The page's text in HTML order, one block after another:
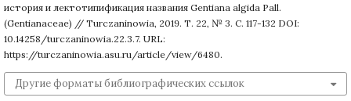
история и лектотипификация названия Gentiana algida Pall.
(Gentianaceae) // Turczaninowia, 2019. Т. 22, № 3. С. 117-132 DOI:
10.14258/turczaninowia.22.3.7. URL:
https://turczaninowia.asu.ru/article/view/6480.
Другие форматы библиографических ссылок